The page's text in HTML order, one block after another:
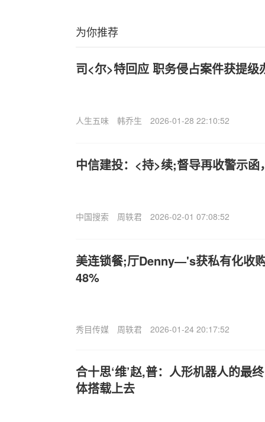
为你推荐
司<尔>特回应 职务侵占案件获提级
人生五味 韩乔生 2026-01-28 22:10:52
中信建投：<持>续;督导再收警示
中国搜索 周轶君 2026-02-01 07:08:52
美连锁餐;厅Denny—'s获私有化收
48%
秀目传媒 周轶君 2026-01-24 20:17:52
合十思‘维’赵,普：人形机器人的最
体搭载上去